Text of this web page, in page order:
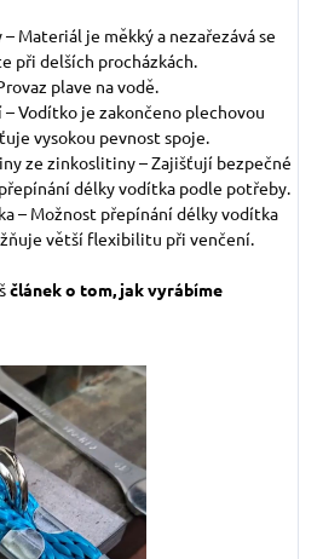
Materiál je měkký a nezařezává se
při delších procházkách.
plave na vodě.
– Vodítko je zakončeno plechovou
vysokou pevnost spoje.
ze zinkoslitiny – Zajišťují bezpečné
délky vodítka podle potřeby.
– Možnost přepínání délky vodítka
větší flexibilitu při venčení.
článek o tom, jak vyrábíme